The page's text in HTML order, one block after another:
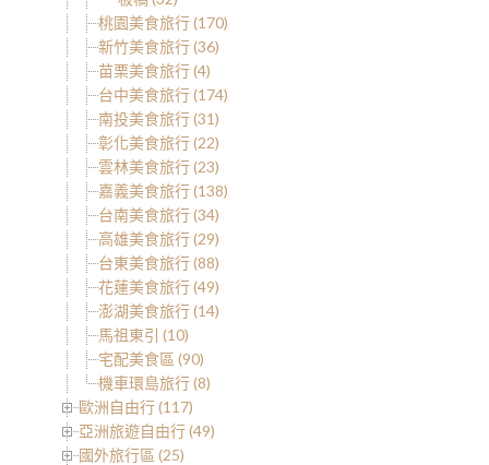
桃園美食旅行 (170)
新竹美食旅行 (36)
苗栗美食旅行 (4)
台中美食旅行 (174)
南投美食旅行 (31)
彰化美食旅行 (22)
雲林美食旅行 (23)
嘉義美食旅行 (138)
台南美食旅行 (34)
高雄美食旅行 (29)
台東美食旅行 (88)
花蓮美食旅行 (49)
澎湖美食旅行 (14)
馬祖東引 (10)
宅配美食區 (90)
機車環島旅行 (8)
歐洲自由行 (117)
亞洲旅遊自由行 (49)
國外旅行區 (25)